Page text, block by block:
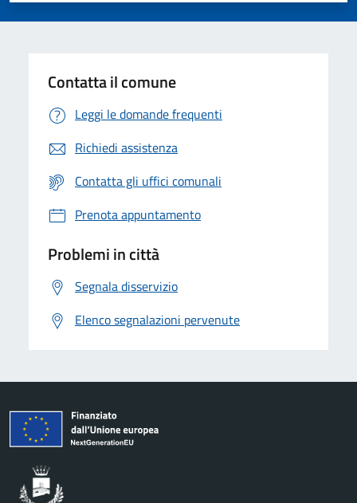
Contatta il comune
Leggi le domande frequenti
Richiedi assistenza
Contatta gli uffici comunali
Prenota appuntamento
Problemi in città
Segnala disservizio
Elenco segnalazioni pervenute